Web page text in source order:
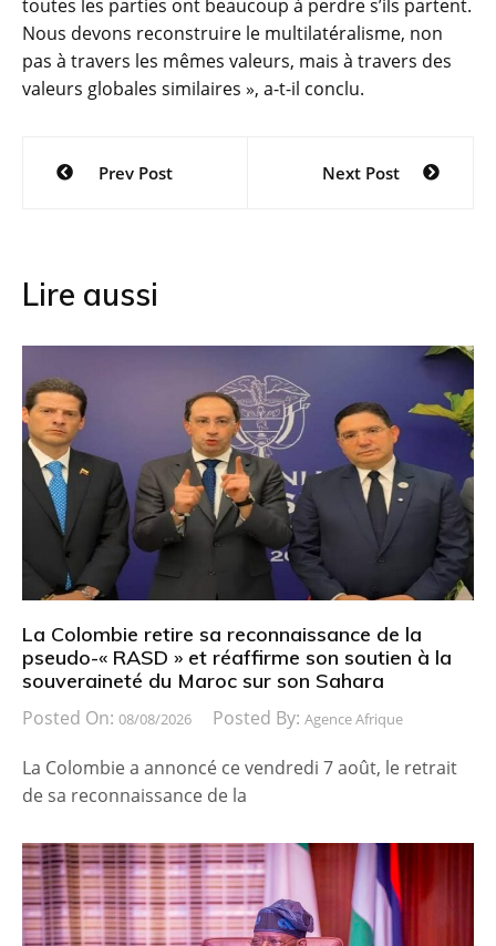
toutes les parties ont beaucoup à perdre s’ils partent.
Nous devons reconstruire le multilatéralisme, non
pas à travers les mêmes valeurs, mais à travers des
valeurs globales similaires », a-t-il conclu.
Navigation
Prev Post Next Post
Lire aussi
La Colombie retire sa reconnaissance de la
pseudo-« RASD » et réaffirme son soutien à la
souveraineté du Maroc sur son Sahara
Posted On: 08/08/2026 Posted By: Agence Afrique
La Colombie a annoncé ce vendredi 7 août, le retrait
de sa reconnaissance de la